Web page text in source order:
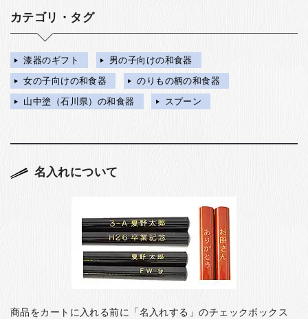
カテゴリ・タグ
漆器のギフト
男の子向けの和食器
女の子向けの和食器
のりもの柄の和食器
山中塗（石川県）の和食器
スプーン
名入れについて
商品をカートに入れる前に「名入れする」のチェックボックス